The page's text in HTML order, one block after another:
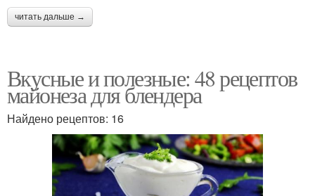
читать дальше →
Вкусные и полезные: 48 рецептов
майонеза для блендера
Найдено рецептов: 16